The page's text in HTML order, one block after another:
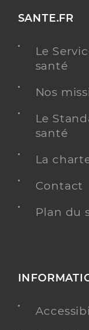
SANTE.FR
Le
santé
Nos
Le
santé
La
Contact
Plan du